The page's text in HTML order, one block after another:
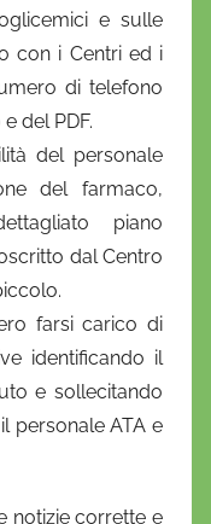
e sulle
con i Centri ed i
di telefono
del PDF.
del personale
del farmaco,
piano
dal Centro
farsi carico di
identificando il
e sollecitando
personale ATA e
notizie corrette e